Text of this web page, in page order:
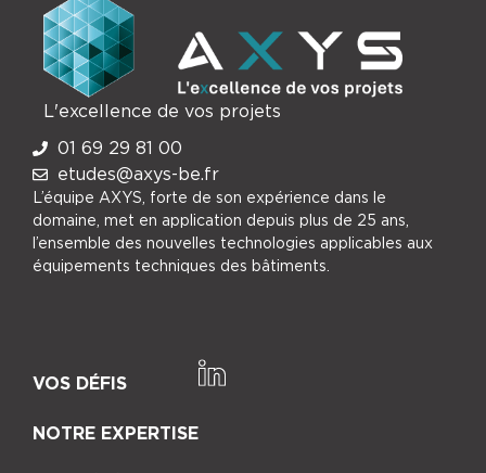
L'excellence de vos projets
01 69 29 81 00
etudes@axys-be.fr
L’équipe AXYS, forte de son expérience dans le
domaine, met en application depuis plus de 25 ans,
l’ensemble des nouvelles technologies applicables aux
équipements techniques des bâtiments.
VOS DÉFIS
NOTRE EXPERTISE